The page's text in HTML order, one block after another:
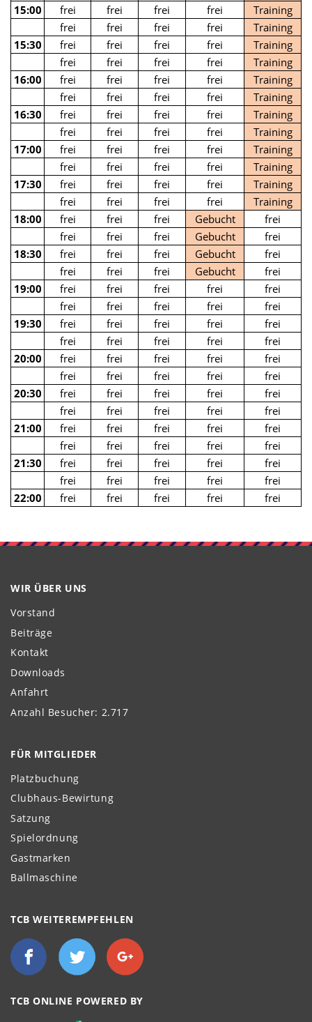
15:00
frei frei frei frei
Training
frei
frei frei frei
Training
15:30
frei frei frei frei
Training
frei
frei frei frei
Training
16:00
frei frei frei frei
Training
frei
frei frei frei
Training
16:30
frei frei frei frei
Training
frei
frei frei frei
Training
17:00
frei frei frei frei
Training
frei
frei frei frei
Training
17:30
frei frei frei frei
Training
frei
frei frei frei
Training
18:00
frei frei frei Gebucht
frei
frei
frei frei Gebucht
frei
18:30
frei frei frei Gebucht
frei
frei
frei frei Gebucht
frei
19:00
frei frei frei frei
frei
frei
frei frei frei
frei
19:30
frei frei frei frei
frei
frei
frei frei frei
frei
20:00
frei frei frei frei
frei
frei
frei frei frei
frei
20:30
frei frei frei frei
frei
frei
frei frei frei
frei
21:00
frei frei frei frei
frei
frei
frei frei frei
frei
21:30
frei frei frei frei
frei
frei
frei frei frei
frei
22:00
frei frei frei frei frei
WIR ÜBER UNS
Vorstand
Beiträge
Kontakt
Downloads
Anfahrt
Anzahl Besucher: 2.717
FÜR MITGLIEDER
Platzbuchung
Clubhaus-Bewirtung
Satzung
Spielordnung
Gastmarken
Ballmaschine
TCB WEITEREMPFEHLEN
TCB ONLINE POWERED BY